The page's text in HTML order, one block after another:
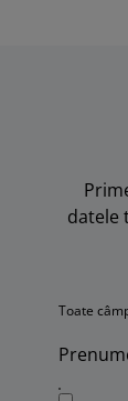
datele
Toate